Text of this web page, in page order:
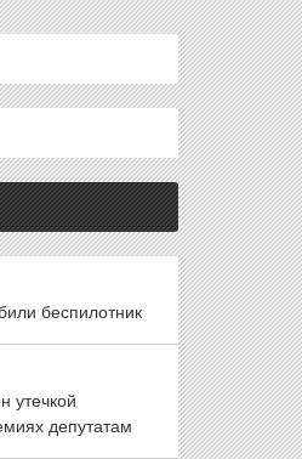
беспилотник
утечкой
депутатам